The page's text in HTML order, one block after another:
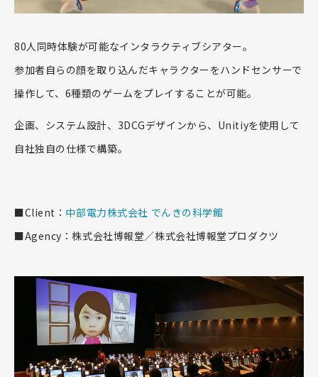
80人同時体験が可能なインタラクティブシアター。
参加者自らの顔を取り込んだキャラクターをハンドセンサーで
操作して、6種類のゲームをプレイすることが可能。
企画、システム設計、3DCGデザインから、Unitiyを使用して
自社独自の仕様で構築。
■Client： 中部電力株式会社 でんきの科学館
■Agency：株式会社博報堂／株式会社博報堂プロダクツ